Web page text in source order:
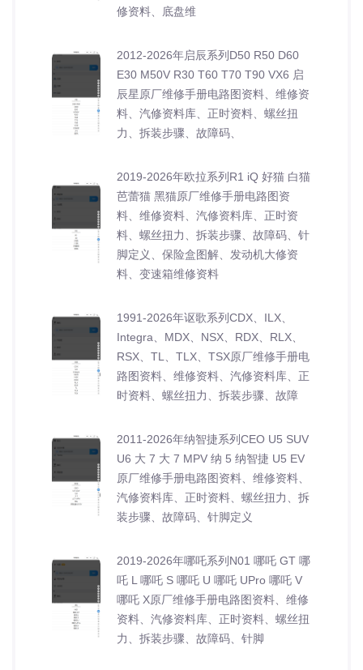
修资料、底盘维
2012-2026年启辰系列D50 R50 D60
E30 M50V R30 T60 T70 T90 VX6 启
辰星原厂维修手册电路图资料、维修资
料、汽修资料库、正时资料、螺丝扭
力、拆装步骤、故障码、
2019-2026年欧拉系列R1 iQ 好猫 白猫
芭蕾猫 黑猫原厂维修手册电路图资
料、维修资料、汽修资料库、正时资
料、螺丝扭力、拆装步骤、故障码、针
脚定义、保险盒图解、发动机大修资
料、变速箱维修资料
1991-2026年讴歌系列CDX、ILX、
Integra、MDX、NSX、RDX、RLX、
RSX、TL、TLX、TSX原厂维修手册电
路图资料、维修资料、汽修资料库、正
时资料、螺丝扭力、拆装步骤、故障
2011-2026年纳智捷系列CEO U5 SUV
U6 大 7 大 7 MPV 纳 5 纳智捷 U5 EV
原厂维修手册电路图资料、维修资料、
汽修资料库、正时资料、螺丝扭力、拆
装步骤、故障码、针脚定义
2019-2026年哪吒系列N01 哪吒 GT 哪
吒 L 哪吒 S 哪吒 U 哪吒 UPro 哪吒 V
哪吒 X原厂维修手册电路图资料、维修
资料、汽修资料库、正时资料、螺丝扭
力、拆装步骤、故障码、针脚